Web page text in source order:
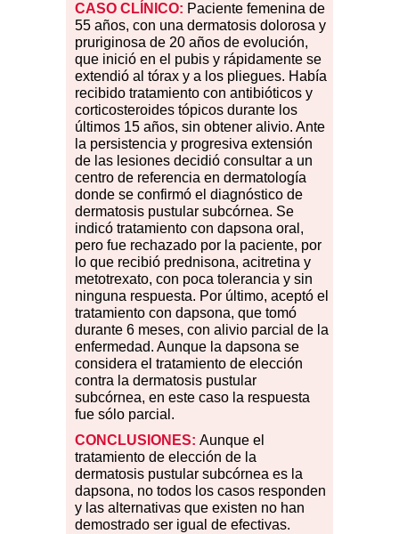
CASO CLÍNICO: Paciente femenina de
55 años, con una dermatosis dolorosa y
pruriginosa de 20 años de evolución,
que inició en el pubis y rápidamente se
extendió al tórax y a los pliegues. Había
recibido tratamiento con antibióticos y
corticosteroides tópicos durante los
últimos 15 años, sin obtener alivio. Ante
la persistencia y progresiva extensión
de las lesiones decidió consultar a un
centro de referencia en dermatología
donde se confirmó el diagnóstico de
dermatosis pustular subcórnea. Se
indicó tratamiento con dapsona oral,
pero fue rechazado por la paciente, por
lo que recibió prednisona, acitretina y
metotrexato, con poca tolerancia y sin
ninguna respuesta. Por último, aceptó el
tratamiento con dapsona, que tomó
durante 6 meses, con alivio parcial de la
enfermedad. Aunque la dapsona se
considera el tratamiento de elección
contra la dermatosis pustular
subcórnea, en este caso la respuesta
fue sólo parcial.
CONCLUSIONES: Aunque el
tratamiento de elección de la
dermatosis pustular subcórnea es la
dapsona, no todos los casos responden
y las alternativas que existen no han
demostrado ser igual de efectivas.